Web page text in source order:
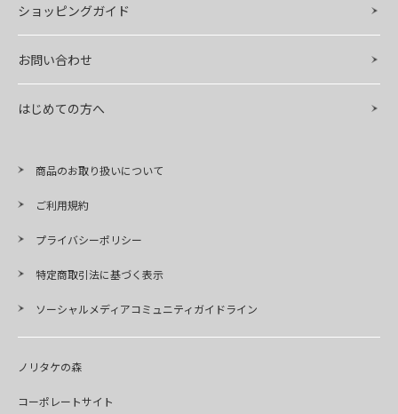
ショッピングガイド
お問い合わせ
はじめての方へ
商品のお取り扱いについて
ご利用規約
プライバシーポリシー
特定商取引法に基づく表示
ソーシャルメディアコミュニティガイドライン
ノリタケの森
コーポレートサイト